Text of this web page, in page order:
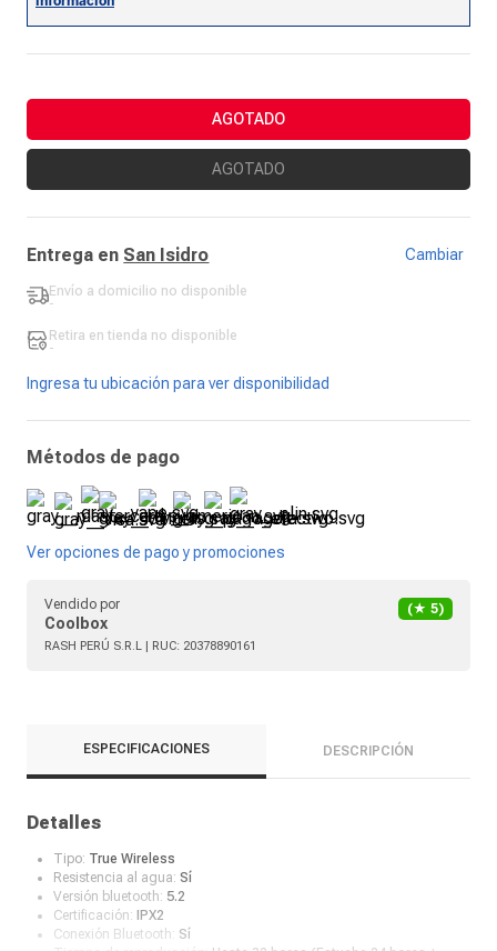
AGOTADO
AGOTADO
Entrega en San Isidro Cambiar
Envío a domicilio no disponible
-
Retira en tienda no disponible
-
Ingresa tu ubicación para ver disponibilidad
Métodos de pago
Ver opciones de pago y promociones
Vendido por
Coolbox
(★ 5)
RASH PERÚ S.R.L | RUC: 20378890161
ESPECIFICACIONES DESCRIPCIÓN
Detalles
Tipo: True Wireless
Resistencia al agua: Sí
Versión bluetooth: 5.2
Certificación:
IPX2
Conexión Bluetooth: Sí